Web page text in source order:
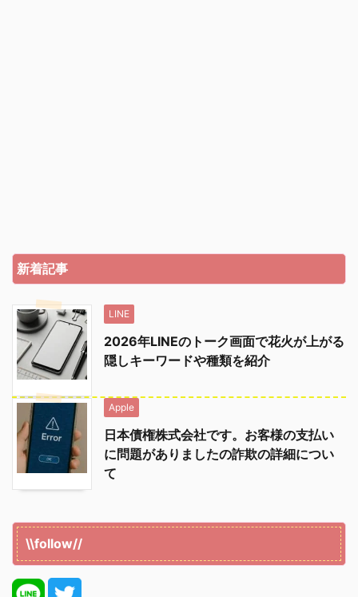
新着記事
LINE
2026年LINEのトーク画面で花火が上がる
隠しキーワードや種類を紹介
Apple
日本債権株式会社です。お客様の支払い
に問題がありましたの詐欺の詳細につい
て
\\follow//